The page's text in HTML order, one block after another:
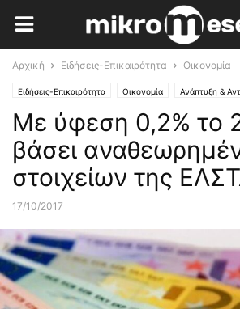
Αρχική Ειδήσεις-Επικαιρότητα Οικονομία
Ειδήσεις-Επικαιρότητα Οικονομία Ανάπτυξη &
Με ύφεση 0,2% το
βάσει
στοιχείων της
17/10/2017